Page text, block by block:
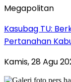
Megapolitan
Kasubag TU:
Pertanahan
Kamis, 28 Agu